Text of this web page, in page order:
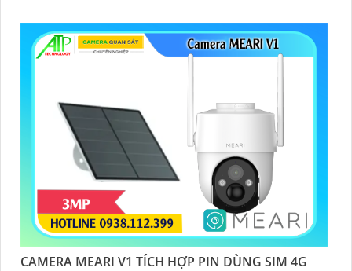
CAMERA MEARI V1 TÍCH HỢP PIN DÙNG SIM 4G